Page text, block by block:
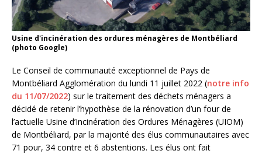
Usine d'incinération des ordures ménagères de Montbéliard
(photo Google)
Le Conseil de communauté exceptionnel de Pays de
Montbéliard Agglomération du lundi 11 juillet 2022 (notre info
du 11/07/2022) sur le traitement des déchets ménagers a
décidé de retenir l’hypothèse de la rénovation d’un four de
l’actuelle Usine d’Incinération des Ordures Ménagères (UIOM)
de Montbéliard, par la majorité des élus communautaires avec
71 pour, 34 contre et 6 abstentions. Les élus ont fait